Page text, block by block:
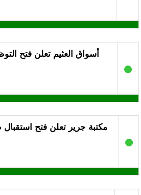
●
أسواق العثيم تعلن فتح
●
مكتبة جرير تعلن فتح استقبال